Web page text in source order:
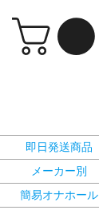
即日発送商品
メーカー別
簡易オナホール